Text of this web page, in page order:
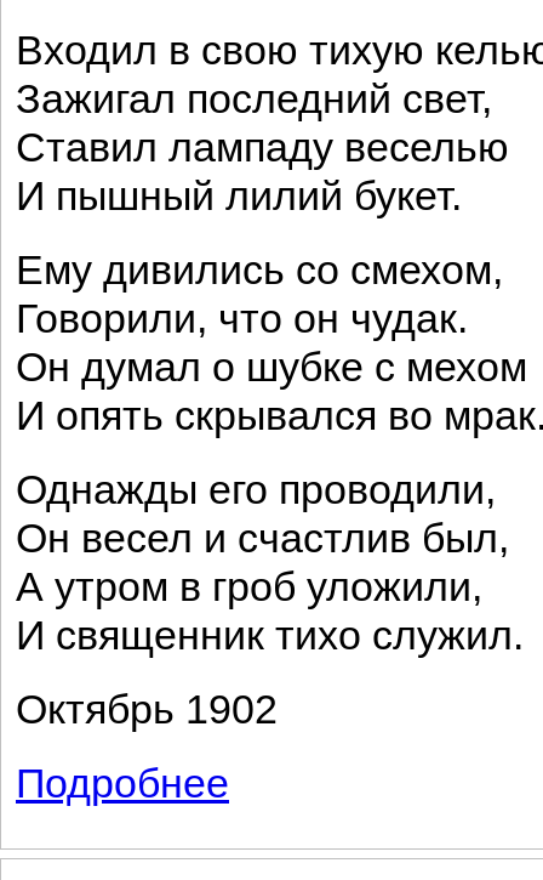
Входил в свою тихую
Зажигал последний свет,
Ставил лампаду веселью
И пышный лилий букет.
Ему дивились со смехом,
Говорили, что он чудак.
Он думал о шубке с мехом
И опять скрывался во
Однажды его проводили,
Он весел и счастлив был,
А утром в гроб уложили,
И священник тихо служил.
Октябрь 1902
Подробнее